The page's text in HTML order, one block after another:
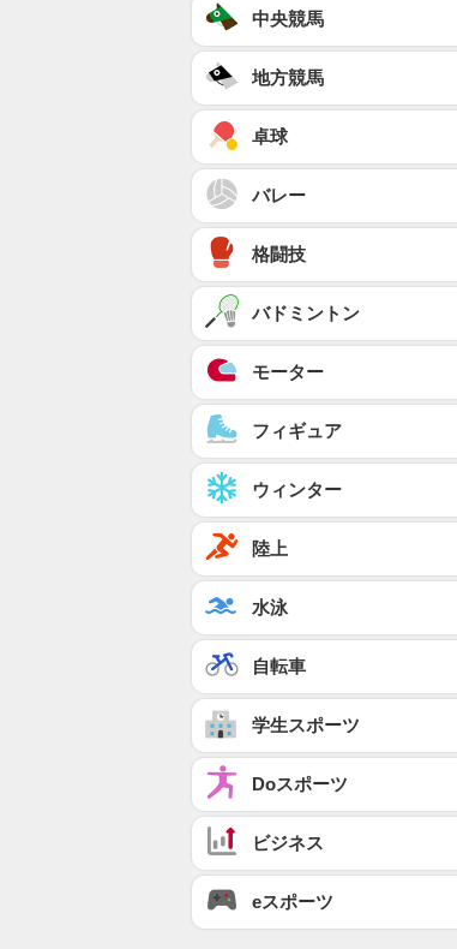
中央競馬
地方競馬
卓球
バレー
格闘技
バドミントン
モーター
フィギュア
ウィンター
陸上
水泳
自転車
学生スポーツ
Doスポーツ
ビジネス
eスポーツ